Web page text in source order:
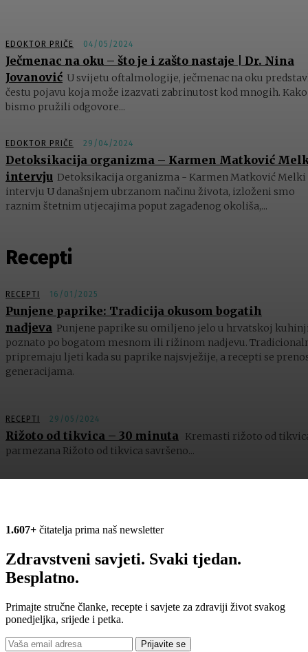
EDOKTOR PRIČE 04/05/2024
Ječmenac na oku – što je i zašto nastaje | Dr. Nina
Jovanović U svijetu oftalmologije, ječmenac na oku
čestu pojavu koja može izazvati zabrinutost kod mnogih. Kako
bismo pružili odgovore...
EDOKTOR PRIČE 29/04/2024
Detoksikacija organizma – Karmen Matković
intervju Detoksikacija organizma - Karmen Matković Melki
intervju U današnjem ubrzanom načinu života, izloženi smo
raznim štetnim utjecajima poput zagađenog okoliša,...
Recepti
RECEPTI 16/01/2025
Punjene paprike: Tradicija okusom bogatih
nadjeva Punjene paprike su omiljeno jelo u hrvatskoj
poznato po bogatom mesnom ili rižinom nadjevu.
pripremaju ljeti kada su paprike najsvježije, a recepti se
generacijama.
RECEPTI 29/05/2024
Rižoto od tikvica – 30 minuta Kremasti rižoto od
parmezana Rižoto od tikvica savršeno...
1.607+ čitatelja prima naš newsletter
Zdravstveni savjeti. Svaki tjedan.
Besplatno.
Primajte stručne članke, recepte i savjete za zdraviji život svakog
ponedjeljka, srijede i petka.
Prijavite se